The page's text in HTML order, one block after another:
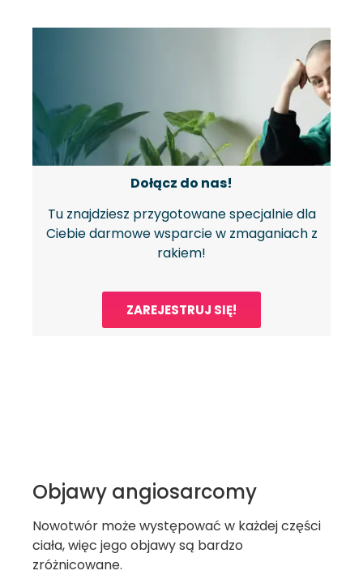
Dołącz do nas!
Tu znajdziesz przygotowane specjalnie dla
Ciebie darmowe wsparcie w zmaganiach z
rakiem!
ZAREJESTRUJ SIĘ!
Objawy angiosarcomy
Nowotwór może występować w każdej części
ciała, więc jego objawy są bardzo
zróżnicowane.